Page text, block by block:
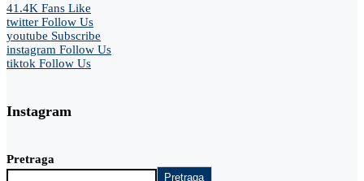
41.4K Fans Like
twitter Follow Us
youtube Subscribe
instagram Follow Us
tiktok Follow Us
Instagram
Pretraga
Pretraga